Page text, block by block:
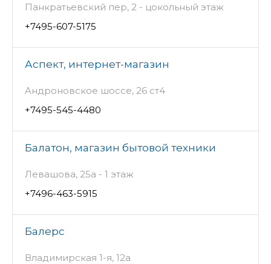
Панкратьевский пер, 2 - цокольный этаж
+7495-607-5175
Аспект, интернет-магазин
Андроновское шоссе, 26 ст4
+7495-545-4480
Балатон, магазин бытовой техники
Левашова, 25а - 1 этаж
+7496-463-5915
Балерс
Владимирская 1-я, 12а